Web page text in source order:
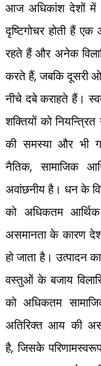
आज अधिकांश देशों में
दृष्टिगोचर होती हैं
रहते हैं और अनेक
करते हैं,जबकि दूसरी
नीचे दबे कराहते हैं।
शक्तियों को
की समस्या और भी
नैतिक,सामाजिक
अवांछनीय है। धन के
को अधिकतम
असमानता के कारण
हो जाता है। उत्पादन
वस्तुओं के बजाय
को अधिकतम
अतिरिक्त आय की
है,जिसके